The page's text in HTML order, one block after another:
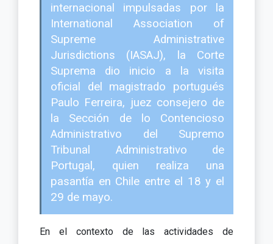
internacional impulsadas por la
International Association of
Supreme Administrative
Jurisdictions (IASAJ), la Corte
Suprema dio inicio a la visita
oficial del magistrado portugués
Paulo Ferreira, juez consejero de
la Sección de lo Contencioso
Administrativo del Supremo
Tribunal Administrativo de
Portugal, quien realiza una
pasantía en Chile entre el 18 y el
29 de mayo.
En el contexto de las actividades de